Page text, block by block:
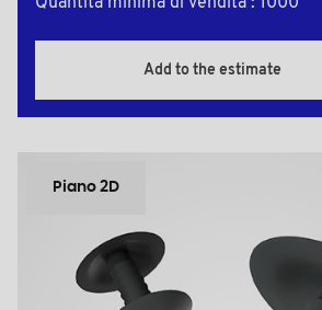
Quantità minima di vendita : 1000
Add to the estimate
Piano 2D